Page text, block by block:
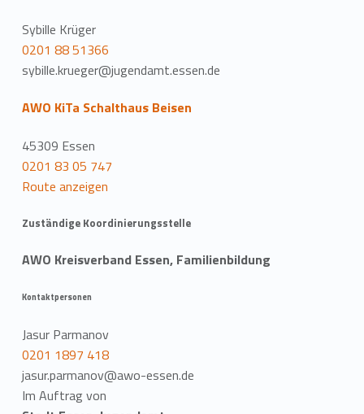
Sybille Krüger
0201 88 51366
sybille.krueger@jugendamt.essen.de
AWO KiTa Schalthaus Beisen
45309 Essen
0201 83 05 747
Route anzeigen
Zuständige Koordinierungsstelle
AWO Kreisverband Essen, Familienbildung
Kontaktpersonen
Jasur Parmanov
0201 1897 418
jasur.parmanov@awo-essen.de
Im Auftrag von